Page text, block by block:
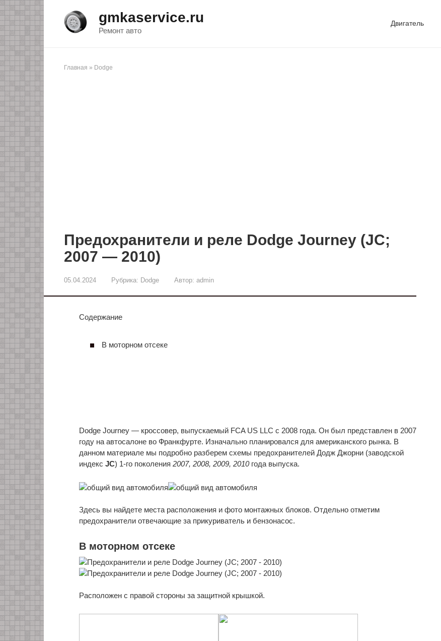
Перейти
к
контенту
gmkaservice.ru
Ремонт авто
Двигатель
Главная » Dodge
Предохранители и реле Dodge Journey (JC;
2007 — 2010)
05.04.2024 Рубрика: Dodge Автор: admin
Содержание
В моторном отсеке
Dodge Journey — кроссовер, выпускаемый FCA US LLC с 2008 года. Он был представлен в 2007
году на автосалоне во Франкфурте. Изначально планировался для американского рынка. В
данном материале мы подробно разберем схемы предохранителей Додж Джорни (заводской
индекс JC) 1-го поколения 2007, 2008, 2009, 2010года выпуска.
Здесь вы найдете места расположения и фото монтажных блоков. Отдельно отметим
предохранители отвечающие за прикуриватель и бензонасос.
В моторном отсеке
Расположен с правой стороны за защитной крышкой.